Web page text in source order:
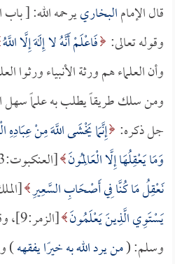
قال الإمامالبخارييرحمه الله: [
وقوله تعالى: فَاعْلَمْ أَنَّهُ لا إِلَهَ إِلَّا اللَّهُ
وأن العلماء هم ورثة الأنبياء
ومن سلك طريقاً يطلب به علماً سهل
جل ذكره: إِنَّمَا يَخْشَى اللَّهَ مِنْ عِبَادِهِ
وَمَا يَعْقِلُهَا إِلَّا الْعَالِمُونَ [العنكبوت:43]،
نَعْقِلُ مَا كُنَّا فِي أَصْحَابِ السَّعِيرِ
يَسْتَوِي الَّذِينَ يَعْلَمُونَ
وسلم: (من يرد الله به خيرًا يفقهه)